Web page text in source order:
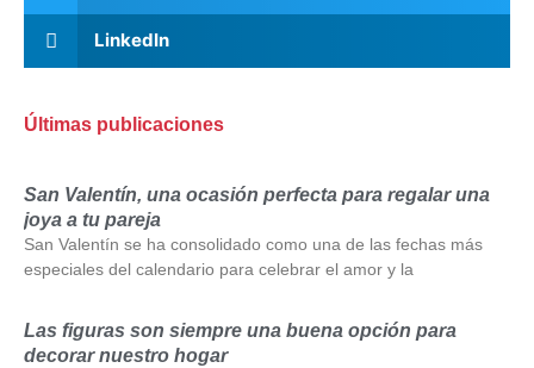
LinkedIn
Últimas publicaciones
San Valentín, una ocasión perfecta para regalar una
joya a tu pareja
San Valentín se ha consolidado como una de las fechas más
especiales del calendario para celebrar el amor y la
Las figuras son siempre una buena opción para
decorar nuestro hogar